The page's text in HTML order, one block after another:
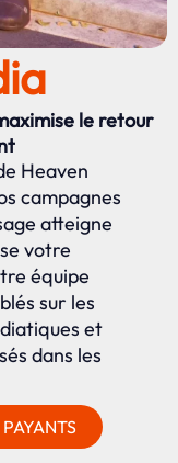
le retour
Heaven
campagnes
atteigne
votre
équipe
sur les
et
dans les